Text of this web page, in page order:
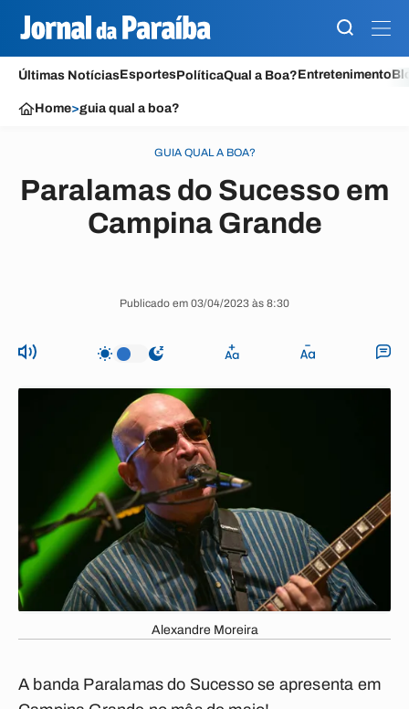
Últimas NotíciasEsportesPolíticaQual a Boa?Entretenimento
Home>guia qual a boa?
GUIA QUAL A BOA?
Paralamas do Sucesso em
Campina Grande
Publicado em 03/04/2023 às 8:30
Alexandre Moreira
A banda Paralamas do Sucesso se apresenta em